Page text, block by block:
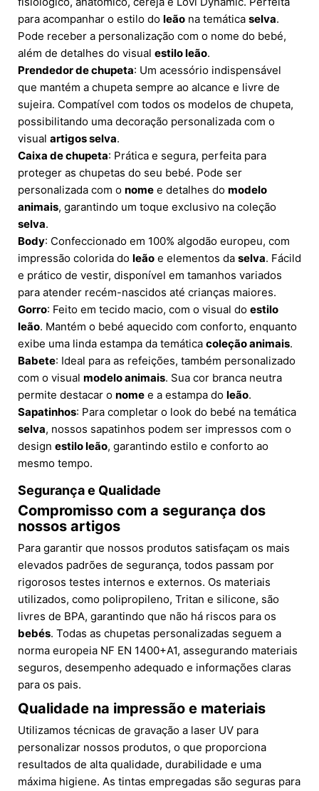
para acompanhar o estilo do leão na temática selva.
Pode receber a personalização com o nome do bebé,
além de detalhes do visual estilo leão.
Prendedor de chupeta: Um acessório indispensável
que mantém a chupeta sempre ao alcance e livre de
sujeira. Compatível com todos os modelos de chupeta,
possibilitando uma decoração personalizada com o
visual artigos selva.
Caixa de chupeta: Prática e segura, perfeita para
proteger as chupetas do seu bebé. Pode ser
personalizada com o nome e detalhes do modelo
animais, garantindo um toque exclusivo na coleção
selva.
Body: Confeccionado em 100% algodão europeu, com
impressão colorida do leão e elementos da selva. Fácild
e prático de vestir, disponível em tamanhos variados
para atender recém-nascidos até crianças maiores.
Gorro: Feito em tecido macio, com o visual do estilo
leão. Mantém o bebé aquecido com conforto, enquanto
exibe uma linda estampa da temática coleção animais.
Babete: Ideal para as refeições, também personalizado
com o visual modelo animais. Sua cor branca neutra
permite destacar o nome e a estampa do leão.
Sapatinhos: Para completar o look do bebé na temática
selva, nossos sapatinhos podem ser impressos com o
design estilo leão, garantindo estilo e conforto ao
mesmo tempo.
Segurança e Qualidade
Compromisso com a segurança dos
nossos artigos
Para garantir que nossos produtos satisfaçam os mais
elevados padrões de segurança, todos passam por
rigorosos testes internos e externos. Os materiais
utilizados, como polipropileno, Tritan e silicone, são
livres de BPA, garantindo que não há riscos para os
bebés. Todas as chupetas personalizadas seguem a
norma europeia NF EN 1400+A1, assegurando materiais
seguros, desempenho adequado e informações claras
para os pais.
Qualidade na impressão e materiais
Utilizamos técnicas de gravação a laser UV para
personalizar nossos produtos, o que proporciona
resultados de alta qualidade, durabilidade e uma
máxima higiene. As tintas empregadas são seguras para